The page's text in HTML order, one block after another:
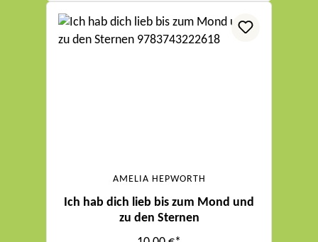
AMELIA HEPWORTH
Ich hab dich lieb bis zum Mond und
zu den Sternen